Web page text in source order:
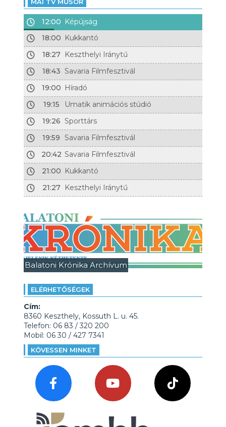
12:00 Képújság
18:00 Kukkantó
18:27 Keszthelyi Iránytű
18:43 Savaria Filmfesztivál
19:00 Híradó
19:15
Umatik animációs stúdió
19:26 Sporttárs
19:59
Savaria Filmfesztivál
20:42 Savaria Filmfesztivál
21:00 Kukkantó
21:27 Keszthelyi Iránytű
Balatoni Krónika Archívum
ELÉRHETŐSÉGEK
Cím:
8360 Keszthely, Kossuth L. u. 45.
Telefon: 06 83 / 320 200
Mobil: 06 30 / 427 7341
KÖVESSEN MINKET